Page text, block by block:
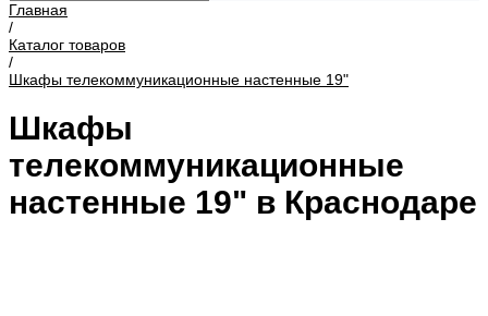
Главная
/
Каталог товаров
/
Шкафы телекоммуникационные настенные 19"
Шкафы
телекоммуникационные
настенные 19" в Краснодаре